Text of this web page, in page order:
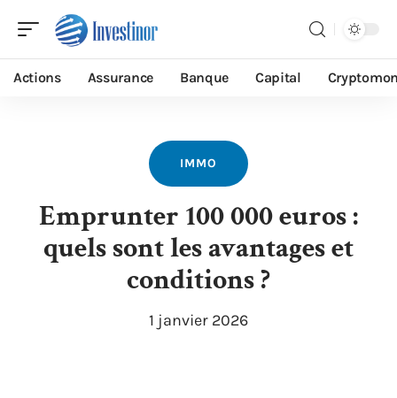
Actions Assurance Banque Capital
IMMO
Emprunter 100 000 euros :
quels sont les avantages et
conditions ?
1 janvier 2026